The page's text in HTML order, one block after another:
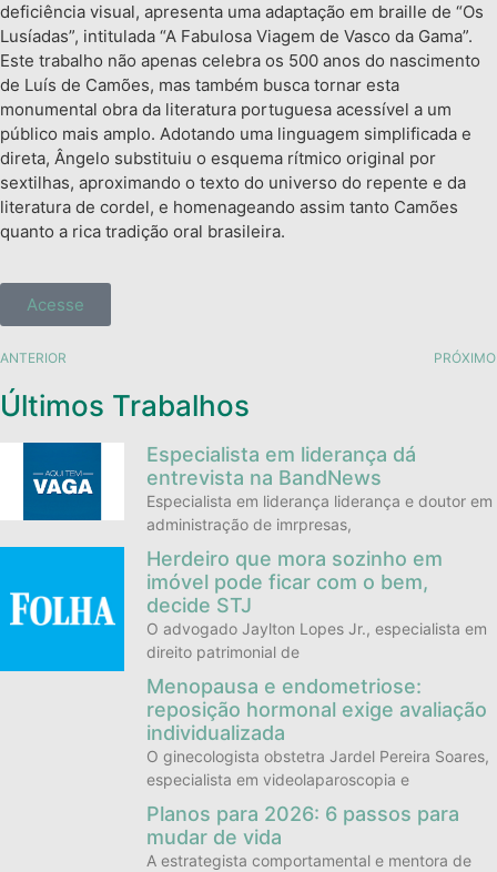
deficiência visual, apresenta uma adaptação em braille de “Os
Lusíadas”, intitulada “A Fabulosa Viagem de Vasco da Gama”.
Este trabalho não apenas celebra os 500 anos do nascimento
de Luís de Camões, mas também busca tornar esta
monumental obra da literatura portuguesa acessível a um
público mais amplo. Adotando uma linguagem simplificada e
direta, Ângelo substituiu o esquema rítmico original por
sextilhas, aproximando o texto do universo do repente e da
literatura de cordel, e homenageando assim tanto Camões
quanto a rica tradição oral brasileira.
Acesse
ANTERIOR PRÓXIMO
Últimos Trabalhos
Especialista em liderança dá
entrevista na BandNews
Especialista em liderança liderança e doutor em
administração de imrpresas,
Herdeiro que mora sozinho em
imóvel pode ficar com o bem,
decide STJ
O advogado Jaylton Lopes Jr., especialista em
direito patrimonial de
Menopausa e endometriose:
reposição hormonal exige avaliação
individualizada
O ginecologista obstetra Jardel Pereira Soares,
especialista em videolaparoscopia e
Planos para 2026: 6 passos para
mudar de vida
A estrategista comportamental e mentora de